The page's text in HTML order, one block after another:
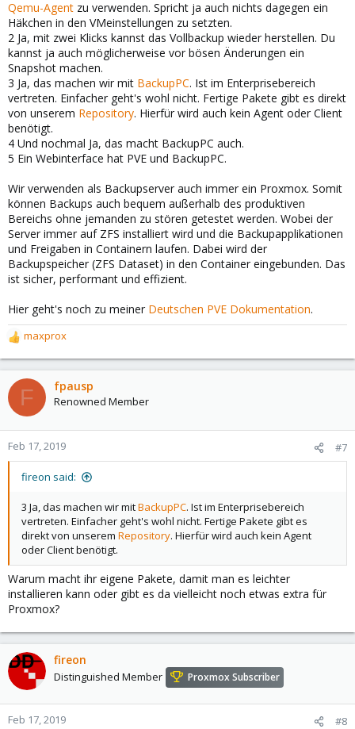
Qemu-Agent zu verwenden. Spricht ja auch nichts dagegen ein
Häkchen in den VMeinstellungen zu setzten.
2 Ja, mit zwei Klicks kannst das Vollbackup wieder herstellen. Du
kannst ja auch möglicherweise vor bösen Änderungen ein
Snapshot machen.
3 Ja, das machen wir mit BackupPC. Ist im Enterprisebereich
vertreten. Einfacher geht's wohl nicht. Fertige Pakete gibt es direkt
von unserem Repository. Hierfür wird auch kein Agent oder Client
benötigt.
4 Und nochmal Ja, das macht BackupPC auch.
5 Ein Webinterface hat PVE und BackupPC.
Wir verwenden als Backupserver auch immer ein Proxmox. Somit
können Backups auch bequem außerhalb des produktiven
Bereichs ohne jemanden zu stören getestet werden. Wobei der
Server immer auf ZFS installiert wird und die Backupapplikationen
und Freigaben in Containern laufen. Dabei wird der
Backupspeicher (ZFS Dataset) in den Container eingebunden. Das
ist sicher, performant und effizient.
Hier geht's noch zu meiner Deutschen PVE Dokumentation.
R
e
a
c
t
o
n
maxprox
F fpausp
Renowned Member
Feb 17, 2019 #7
fireon said:
3 Ja, das machen wir mitBackupPC. Ist im Enterprisebereich
vertreten. Einfacher geht's wohl nicht. Fertige Pakete gibt es
direkt von unserem Repository. Hierfür wird auch kein Agent
oder Client benötigt.
Warum macht ihr eigene Pakete, damit man es leichter
installieren kann oder gibt es da vielleicht noch etwas extra für
Proxmox?
fireon
Distinguished Member Proxmox Subscriber
Feb 17, 2019 #8